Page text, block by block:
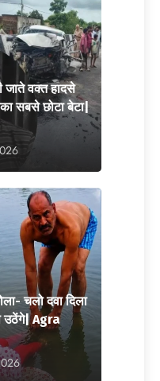
जाते वक्त हादसे
सबसे छोटा बेटा|
चलो दवा दिला
उठेंगे| Agra